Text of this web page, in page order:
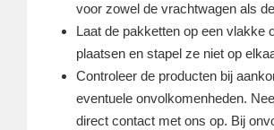
voor zowel de vrachtwagen als
Laat de pakketten op een vlakke
plaatsen en stapel ze niet op
Controleer de producten bij
eventuele onvolkomenheden.
direct contact met ons op. Bij